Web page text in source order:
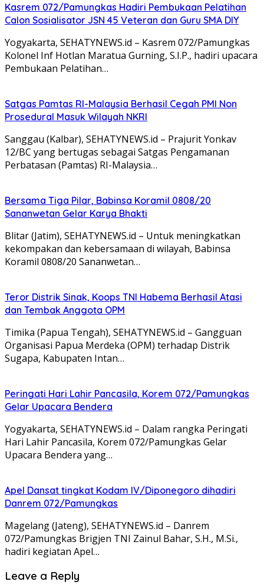
Kasrem 072/Pamungkas Hadiri Pembukaan Pelatihan
Calon Sosialisator JSN 45 Veteran dan Guru SMA DIY
Yogyakarta, SEHATYNEWS.id – Kasrem 072/Pamungkas
Kolonel Inf Hotlan Maratua Gurning, S.I.P., hadiri upacara
Pembukaan Pelatihan…
Satgas Pamtas RI-Malaysia Berhasil Cegah PMI Non
Prosedural Masuk Wilayah NKRI
Sanggau (Kalbar), SEHATYNEWS.id – Prajurit Yonkav
12/BC yang bertugas sebagai Satgas Pengamanan
Perbatasan (Pamtas) RI-Malaysia…
Bersama Tiga Pilar, Babinsa Koramil 0808/20
Sananwetan Gelar Karya Bhakti
Blitar (Jatim), SEHATYNEWS.id – Untuk meningkatkan
kekompakan dan kebersamaan di wilayah, Babinsa
Koramil 0808/20 Sananwetan…
Teror Distrik Sinak, Koops TNI Habema Berhasil Atasi
dan Tembak Anggota OPM
Timika (Papua Tengah), SEHATYNEWS.id – Gangguan
Organisasi Papua Merdeka (OPM) terhadap Distrik
Sugapa, Kabupaten Intan…
Peringati Hari Lahir Pancasila, Korem 072/Pamungkas
Gelar Upacara Bendera
Yogyakarta, SEHATYNEWS.id – Dalam rangka Peringati
Hari Lahir Pancasila, Korem 072/Pamungkas Gelar
Upacara Bendera yang…
Apel Dansat tingkat Kodam lV/Diponegoro dihadiri
Danrem 072/Pamungkas
Magelang (Jateng), SEHATYNEWS.id – Danrem
072/Pamungkas Brigjen TNI Zainul Bahar, S.H., M.Si.,
hadiri kegiatan Apel…
Leave a Reply